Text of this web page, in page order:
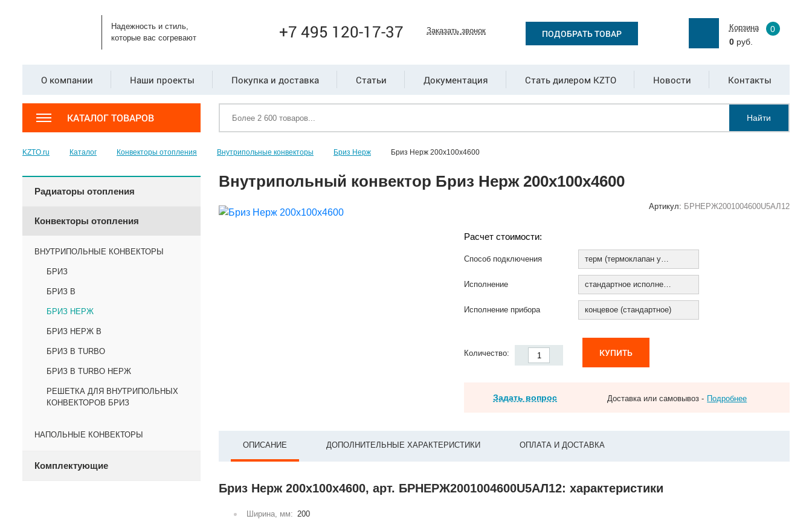
Надежность и стиль,
которые вас согревают
+7 495 120-17-37 Заказать звонок ПОДОБРАТЬ ТОВАР
Корзина
0
0руб.
О компании Наши проекты Покупка и доставка Статьи Документация Стать дилером KZTO Новости Контакты
КАТАЛОГ ТОВАРОВ Найти
KZTO.ru Каталог Конвекторы отопления Внутрипольные конвекторы Бриз Нерж Бриз Нерж 200х100х4600
Радиаторы отопления
Конвекторы отопления
ВНУТРИПОЛЬНЫЕ КОНВЕКТОРЫ
БРИЗ
БРИЗ В
БРИЗ НЕРЖ
БРИЗ НЕРЖ В
БРИЗ В TURBO
БРИЗ В TURBO НЕРЖ
РЕШЕТКА ДЛЯ ВНУТРИПОЛЬНЫХ
КОНВЕКТОРОВ БРИЗ
НАПОЛЬНЫЕ КОНВЕКТОРЫ
Комплектующие
Внутрипольный конвектор Бриз Нерж 200х100х4600
Артикул: БРНЕРЖ2001004600U5АЛ12
Расчет стоимости:
Способ подключения терм (термоклапан установлен)
Исполнение стандартное исполнение
Исполнение прибора концевое (стандартное)
Количество: КУПИТЬ
Задать вопрос Доставка или самовывоз - Подробнее
ОПИСАНИЕ ДОПОЛНИТЕЛЬНЫЕ ХАРАКТЕРИСТИКИ ОПЛАТА И ДОСТАВКА
Бриз Нерж 200х100х4600, арт. БРНЕРЖ2001004600U5АЛ12: характеристики
Ширина, мм: 200